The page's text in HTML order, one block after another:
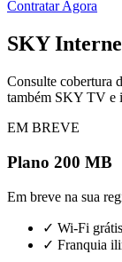
Contratar Agora
SKY
Consulte cobertura
também SKY TV e
EM BREVE
Plano 200 MB
Em breve na sua
✓ Wi-Fi grátis
✓ Franquia